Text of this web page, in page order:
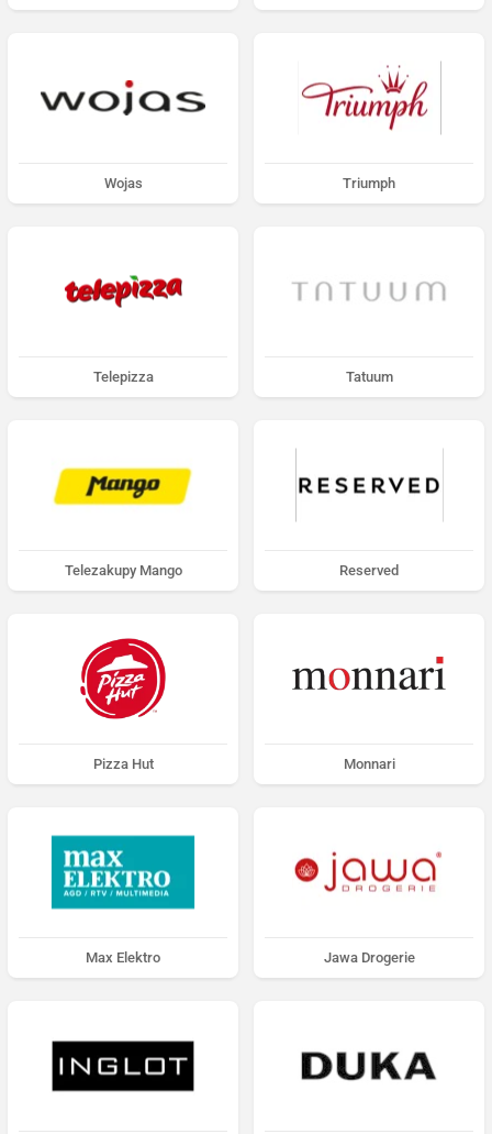
Wojas Triumph
Telepizza Tatuum
Telezakupy Mango Reserved
Pizza Hut Monnari
Max Elektro Jawa Drogerie